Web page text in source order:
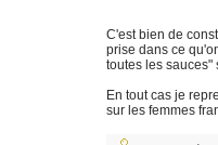
C'est bien de
prise dans ce
toutes les sauces"
En tout cas je
sur les femmes